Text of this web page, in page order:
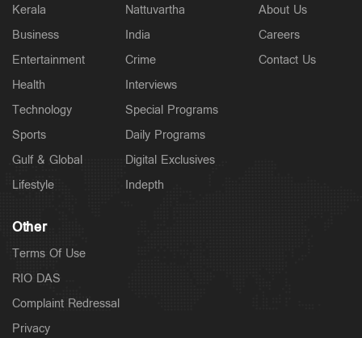
Kerala
Business
Entertainment
Health
Technology
Sports
Gulf & Global
Lifestyle
Nattuvartha
India
Crime
Interviews
Special Programs
Daily Programs
Digital Exclusives
Indepth
About Us
Careers
Contact Us
Other
Terms Of Use
RIO DAS
Complaint Redressal
Privacy